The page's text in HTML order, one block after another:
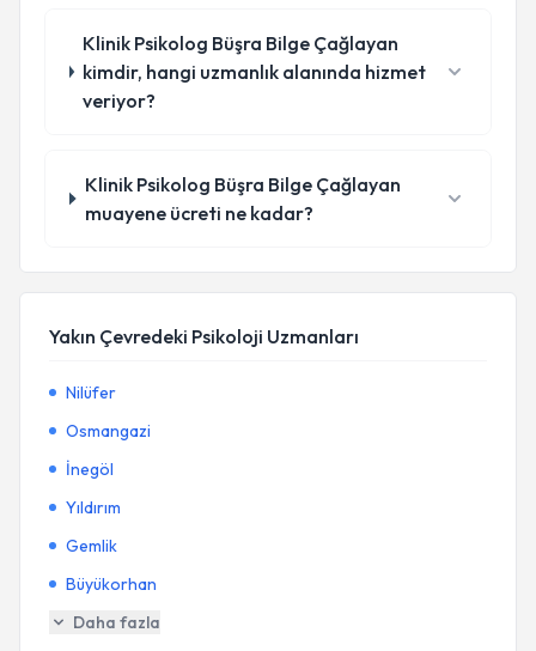
Klinik Psikolog Büşra Bilge Çağlayan
kimdir, hangi uzmanlık alanında hizmet
veriyor?
Klinik Psikolog Büşra Bilge Çağlayan
muayene ücreti ne kadar?
Yakın Çevredeki Psikoloji Uzmanları
Nilüfer
Osmangazi
İnegöl
Yıldırım
Gemlik
Büyükorhan
Daha fazla